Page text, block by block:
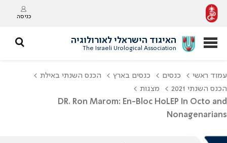
כניסה
האיגוד הישראלי לאורולוגיה
The Israeli Urological Association
עמוד ראשי כנסים כנסים בארץ
הכנס השנתי באילת
הכנס השנתי 2021
מצגות
DR. Ron Marom: En-Bloc HoLEP In Octo and
Nonagenarians